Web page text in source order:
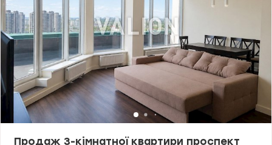
Продаж 3-кімнатної квартири проспект